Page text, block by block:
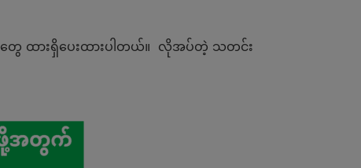
တွေ ထားရှိပေးထားပါတယ်။ လိုအပ်တဲ့ သတင်း